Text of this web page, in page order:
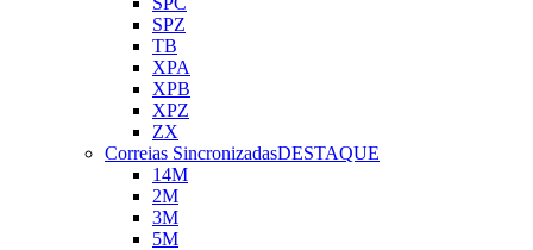
SPZ
TB
XPA
XPB
XPZ
ZX
Correias SincronizadasDESTAQUE
14M
2M
3M
5M